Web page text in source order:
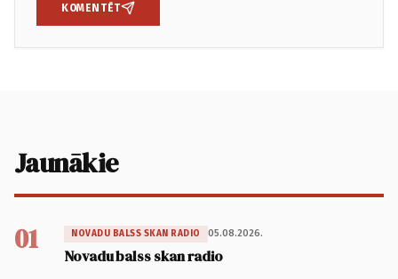
KOMENTĒT
Jaunākie
01 NOVADU BALSS SKAN RADIO 05.08.2026.
Novadu balss skan radio